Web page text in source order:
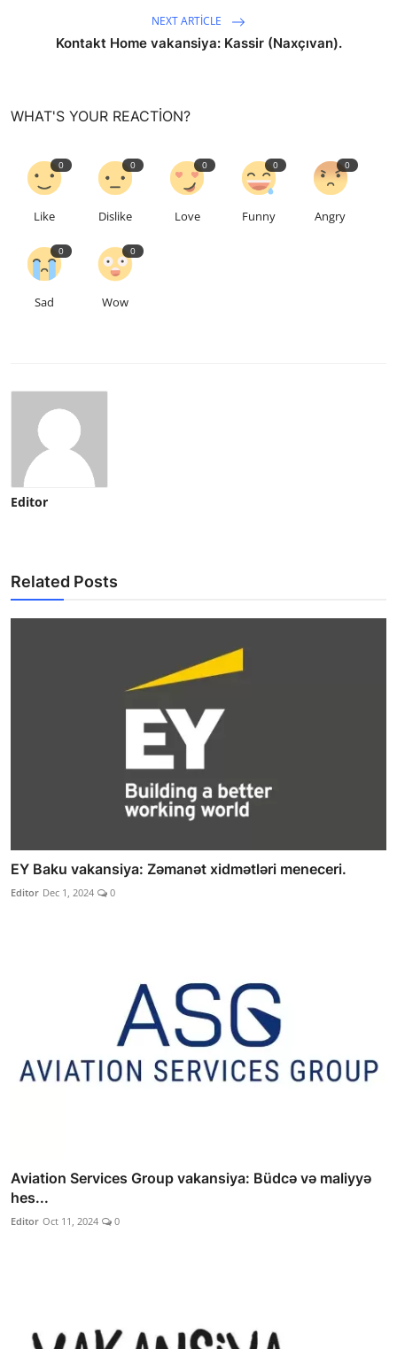
NEXT ARTICLE
Kontakt Home vakansiya: Kassir (Naxçıvan).
WHAT'S YOUR REACTION?
0
Like
0
Dislike
0
Love
0
Funny
0
Angry
0
Sad
0
Wow
Editor
Related Posts
EY Baku vakansiya: Zəmanət xidmətləri meneceri.
Editor Dec 1, 2024 0
Aviation Services Group vakansiya: Büdcə və maliyyə
hes...
Editor Oct 11, 2024 0